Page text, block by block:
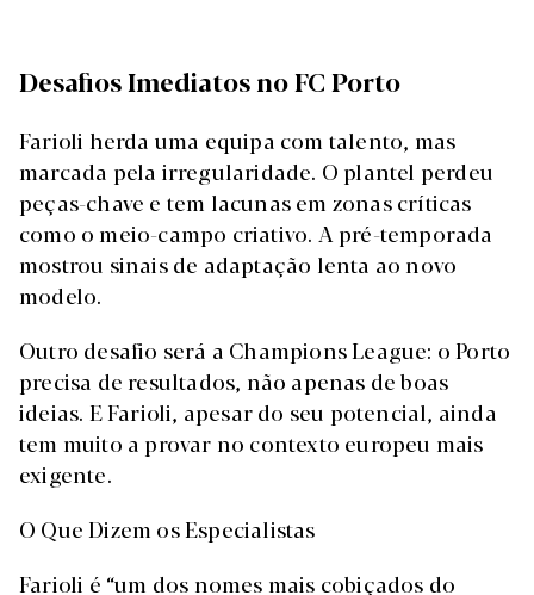
Desafios Imediatos no FC Porto
Farioli herda uma equipa com talento, mas
marcada pela irregularidade. O plantel perdeu
peças-chave e tem lacunas em zonas críticas
como o meio-campo criativo. A pré-temporada
mostrou sinais de adaptação lenta ao novo
modelo.
Outro desafio será a Champions League: o Porto
precisa de resultados, não apenas de boas
ideias. E Farioli, apesar do seu potencial, ainda
tem muito a provar no contexto europeu mais
exigente.
O Que Dizem os Especialistas
Farioli é “um dos nomes mais cobiçados do